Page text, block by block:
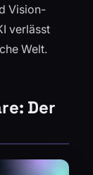
Vision-
verlässt
Welt.
Der